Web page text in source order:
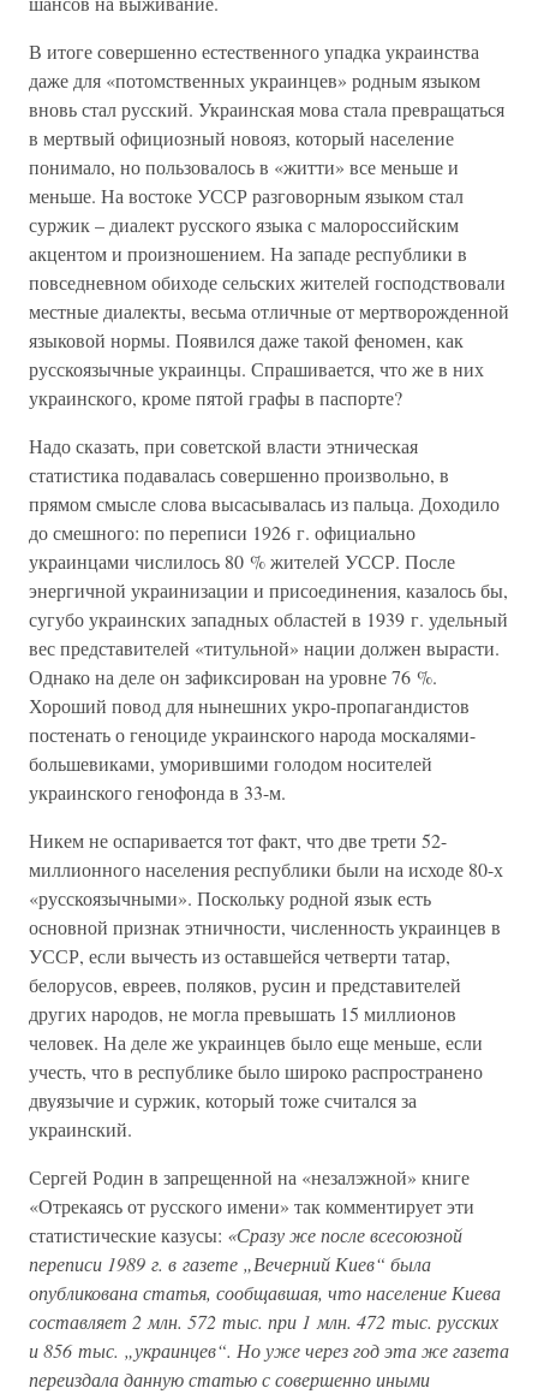
В итоге совершенно естественного упадка украинства
даже для «потомственных украинцев» родным языком
вновь стал русский. Украинская мова стала превращаться
в мертвый официозный новояз, который население
понимало, но пользовалось в «житти» все меньше и
меньше. На востоке УССР разговорным языком стал
суржик – диалект русского языка с малороссийским
акцентом и произношением. На западе республики в
повседневном обиходе сельских жителей господствовали
местные диалекты, весьма отличные от мертворожденной
языковой нормы. Появился даже такой феномен, как
русскоязычные украинцы. Спрашивается, что же в них
украинского, кроме пятой графы в паспорте?
Надо сказать, при советской власти этническая
статистика подавалась совершенно произвольно, в
прямом смысле слова высасывалась из пальца. Доходило
до смешного: по переписи 1926 г. официально
украинцами числилось 80 % жителей УССР. После
энергичной украинизации и присоединения, казалось бы,
сугубо украинских западных областей в 1939 г. удельный
вес представителей «титульной» нации должен вырасти.
Однако на деле он зафиксирован на уровне 76 %.
Хороший повод для нынешних укро-пропагандистов
постенать о геноциде украинского народа москалями-
большевиками, уморившими голодом носителей
украинского генофонда в 33-м.
Никем не оспаривается тот факт, что две трети 52-
миллионного населения республики были на исходе 80-х
«русскоязычными». Поскольку родной язык есть
основной признак этничности, численность украинцев в
УССР, если вычесть из оставшейся четверти татар,
белорусов, евреев, поляков, русин и представителей
других народов, не могла превышать 15 миллионов
человек. На деле же украинцев было еще меньше, если
учесть, что в республике было широко распространено
двуязычие и суржик, который тоже считался за
украинский.
Сергей Родин в запрещенной на «незалэжной» книге
«Отрекаясь от русского имени» так комментирует эти
статистические казусы: «Сразу же после всесоюзной
переписи 1989 г. в газете „Вечерний Киев“ была
опубликована статья, сообщавшая, что население Киева
составляет 2 млн. 572 тыс. при 1 млн. 472 тыс. русских
и 856 тыс. „украинцев“. Но уже через год эта же газета
переиздала данную статью с совершенно иными